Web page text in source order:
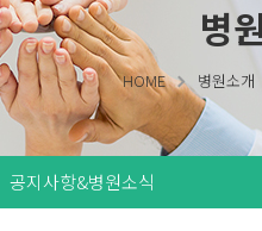
병
HOME 병원소개